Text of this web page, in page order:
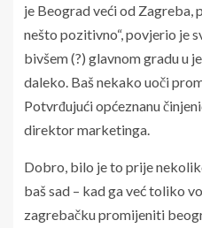
je Beograd veći od Zagreba,
nešto pozitivno“, povjerio je
bivšem (?) glavnom gradu u
daleko. Baš nekako uoči
Potvrđujući općeznanu
direktor marketinga.
Dobro, bilo je to prije
baš sad – kad ga već toliko
zagrebačku promijeniti